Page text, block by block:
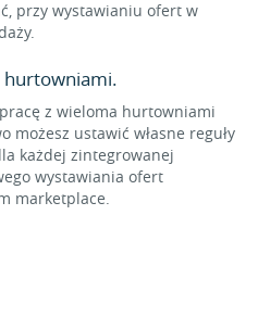
przy wystawianiu ofert w
hurtowniami.
z wieloma hurtowniami
możesz ustawić własne reguły
każdej zintegrowanej
wystawiania ofert
marketplace.